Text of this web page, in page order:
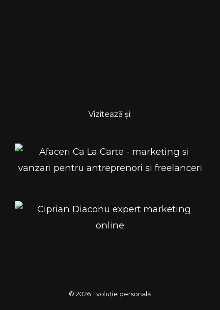
Vizitează și:
© 2026 Evoluție personală